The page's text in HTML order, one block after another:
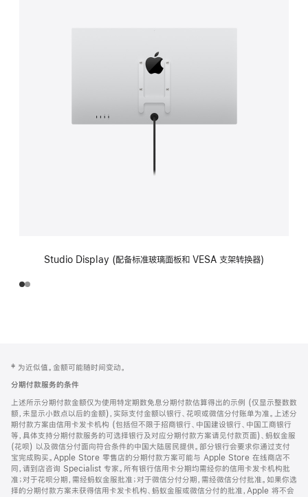
Studio Display (配备标准玻璃面板和 VESA 支架转换器)
页
页
脚
注
‡ 为近似值。金额可能随时间变动。
分期付款服务的条件
上述所示分期付款金额仅为使用特定期数免息分期付款估算得出的示例 (仅显示整数数
额，未显示小数点以后的金额)，实际支付金额以银行、花呗或微信分付账单为准。上述分
期付款方案由信用卡发卡机构 (包括但不限于招商银行、中国建设银行、中国工商银行
等，具体支持分期付款服务的可选择银行及对应分期付款方案请见付款页面)、蚂蚁金服
(花呗) 以及微信分付面向符合条件的中国大陆居民提供。部分银行会要求你通过支付
宝完成购买。Apple Store 零售店的分期付款方案可能与 Apple Store 在线商店不
同，请到店咨询 Specialist 专家。所有银行信用卡分期均需经你的信用卡发卡机构批
准；对于花呗分期，需经蚂蚁金服批准；对于微信分付分期，需经微信分付批准。如果你选
择的分期付款方案未获得信用卡发卡机构、蚂蚁金服或微信分付的批准，Apple 将不会